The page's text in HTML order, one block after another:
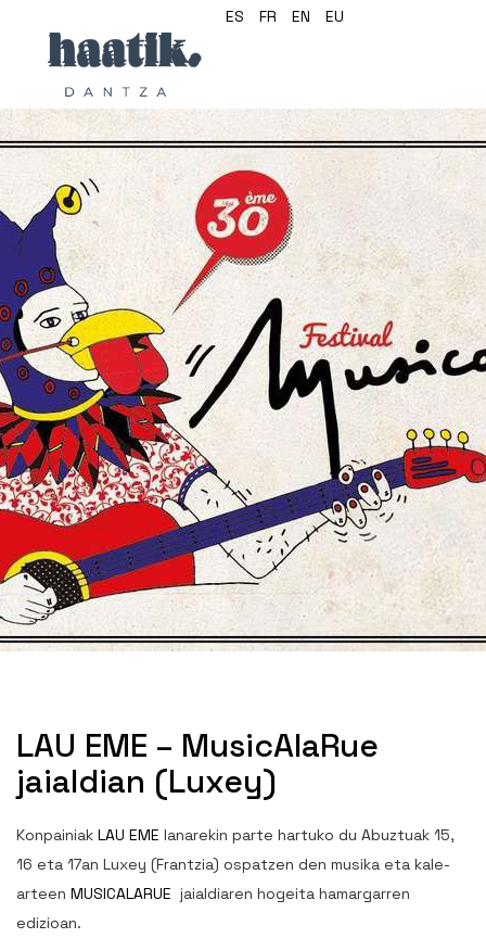
ES FR EN EU
LAU EME – MusicAlaRue
jaialdian (Luxey)
Konpainiak LAU EME lanarekin parte hartuko du Abuztuak 15,
16 eta 17an Luxey (Frantzia) ospatzen den musika eta kale-
arteen MUSICALARUE jaialdiaren hogeita hamargarren
edizioan.